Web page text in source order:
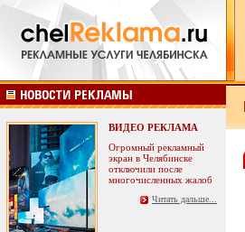
ВИДЕО РЕКЛАМА
Огромный рекламный
экран в Челябинске
отключили после
многочисленных жалоб
Читать дальше...